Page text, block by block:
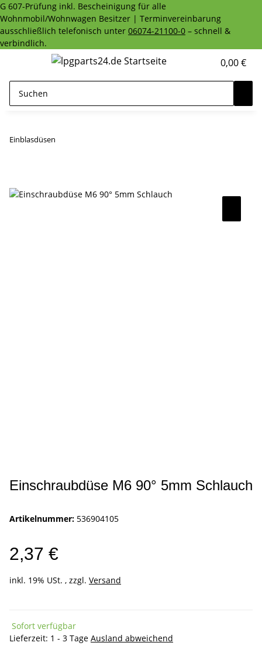
G 607-Prüfung inkl. Bescheinigung für alle
Wohnmobil/Wohnwagen Besitzer | Terminvereinbarung
ausschließlich telefonisch unter 06074-21100-0 – schnell &
verbindlich.
0,00 €
Einblasdüsen
Einschraubdüse M6 90° 5mm Schlauch
Artikelnummer: 536904105
2,37 €
inkl. 19% USt. , zzgl. Versand
Sofort verfügbar
Lieferzeit: 1 - 3 Tage Ausland abweichend